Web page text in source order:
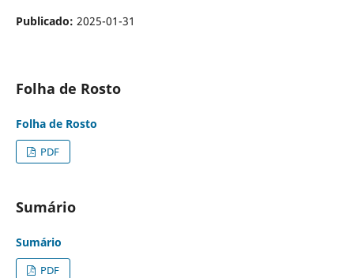
Publicado: 2025-01-31
Folha de Rosto
Folha de Rosto
PDF
Sumário
Sumário
PDF